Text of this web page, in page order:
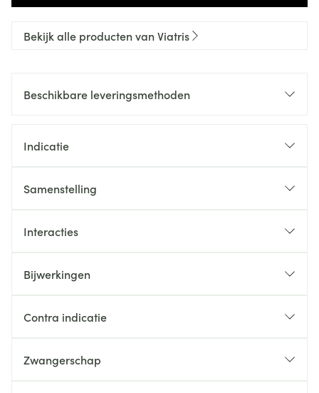
Bekijk alle producten van Viatris
Beschikbare leveringsmethoden
Indicatie
Samenstelling
Interacties
Bijwerkingen
Contra indicatie
Zwangerschap